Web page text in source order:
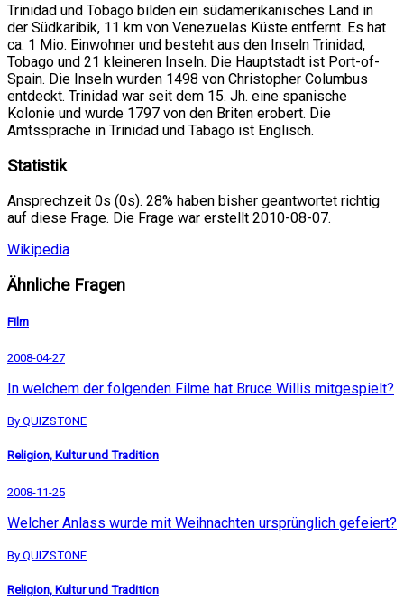
Trinidad und Tobago bilden ein südamerikanisches Land in
der Südkaribik, 11 km von Venezuelas Küste entfernt. Es hat
ca. 1 Mio. Einwohner und besteht aus den Inseln Trinidad,
Tobago und 21 kleineren Inseln. Die Hauptstadt ist Port-of-
Spain. Die Inseln wurden 1498 von Christopher Columbus
entdeckt. Trinidad war seit dem 15. Jh. eine spanische
Kolonie und wurde 1797 von den Briten erobert. Die
Amtssprache in Trinidad und Tabago ist Englisch.
Statistik
Ansprechzeit 0s (0s). 28% haben bisher geantwortet richtig
auf diese Frage. Die Frage war erstellt 2010-08-07.
Wikipedia
Ähnliche Fragen
Film
2008-04-27
In welchem der folgenden Filme hat Bruce Willis mitgespielt?
By QUIZSTONE
Religion, Kultur und Tradition
2008-11-25
Welcher Anlass wurde mit Weihnachten ursprünglich gefeiert?
By QUIZSTONE
Religion, Kultur und Tradition